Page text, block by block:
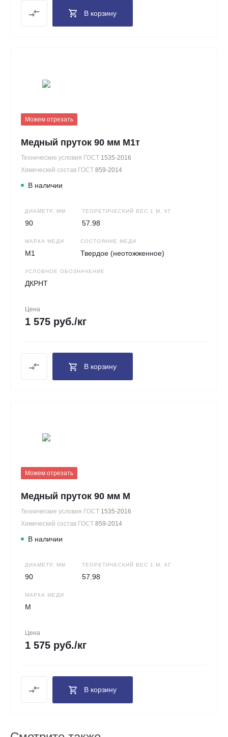
В корзину
Можем отрезать
Медный пруток 90 мм М1т
Технические условия ГОСТ 1535-2016
Химический состав ГОСТ 859-2014
В наличии
ДИАМЕТР, ММ
90
ТЕОРЕТИЧЕСКИЙ ВЕС 1 М, КГ
57.98
МАРКА МЕДИ
М1
СОСТОЯНИЕ МЕДИ
Твердое (неотожженное)
УСЛОВНОЕ ОБОЗНАЧЕНИЕ
ДКРНТ
Цена
1 575 руб./кг
В корзину
Можем отрезать
Медный пруток 90 мм М
Технические условия ГОСТ 1535-2016
Химический состав ГОСТ 859-2014
В наличии
ДИАМЕТР, ММ
90
ТЕОРЕТИЧЕСКИЙ ВЕС 1 М, КГ
57.98
МАРКА МЕДИ
М
Цена
1 575 руб./кг
В корзину